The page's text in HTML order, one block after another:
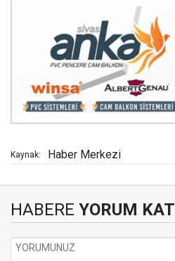
Kaynak: Haber Merkezi
HABERE YORUM KAT